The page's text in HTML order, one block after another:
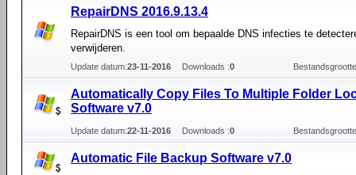
RepairDNS 2016.9.13.4
RepairDNS is een tool om bepaalde DNS infecties te
verwijderen.
Update datum:23-11-2016 Downloads :0
Automatically Copy Files To Multiple Folder
Software v7.0
Update datum:22-11-2016 Downloads :0
Automatic File Backup Software v7.0